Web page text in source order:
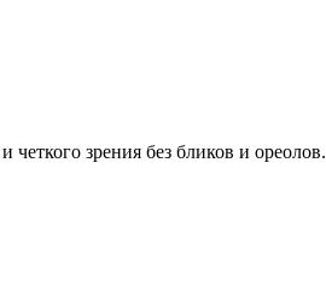
зрения без бликов и ореолов.